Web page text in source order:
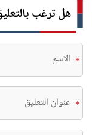
هل ترغب
*
*